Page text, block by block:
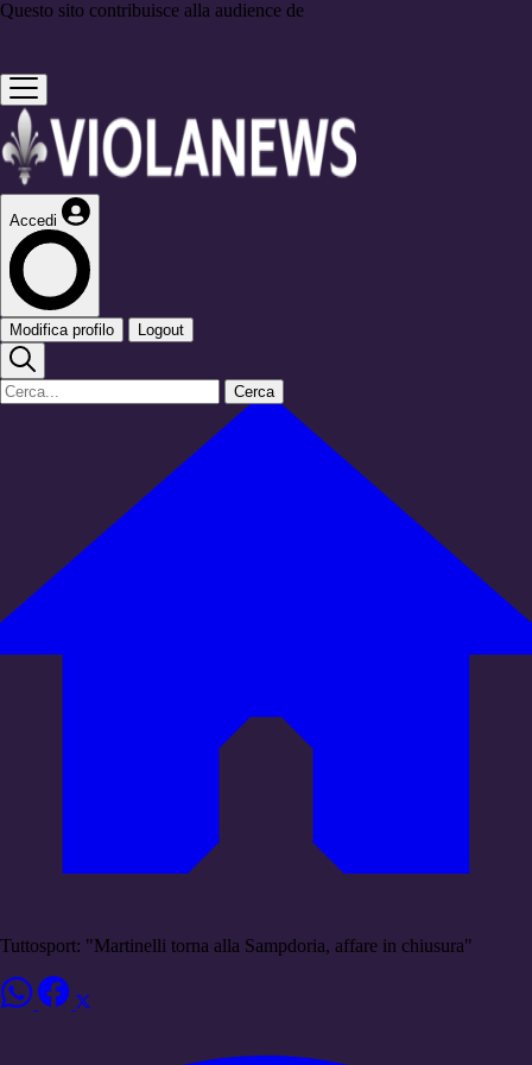
Questo sito contribuisce alla audience de
Accedi
Modifica profilo Logout
Cerca
Tuttosport: "Martinelli torna alla Sampdoria, affare in chiusura"